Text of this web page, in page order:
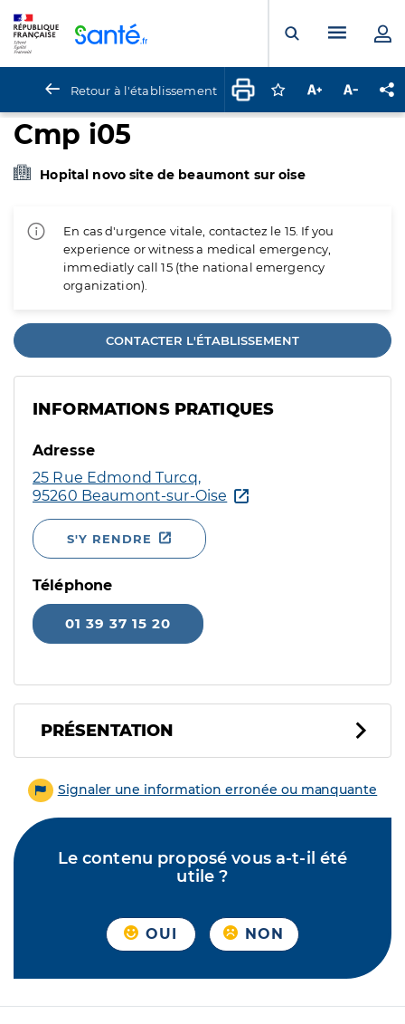
Ouvrir laMenu
Retour à l'établissement Connectez-vous
Augmenter la
Cmp i05
Hopital novo site de beaumont sur oise
En cas d'urgence vitale, contactez le 15. If you
experience or witness a medical emergency,
immediatly call 15 (the national emergency
organization).
CONTACTER L'ÉTABLISSEMENT
INFORMATIONS PRATIQUES
Adresse
25 Rue Edmond Turcq,
95260 Beaumont-sur-Oise
S'Y RENDRE
Téléphone
01 39 37 15 20
PRÉSENTATION
Signaler une information erronée ou manquante
Le contenu proposé vous a-t-il été
utile ?
OUI NON